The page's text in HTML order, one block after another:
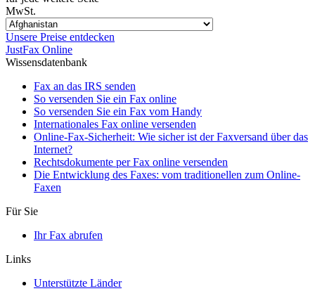
MwSt.
Unsere Preise entdecken
JustFax Online
Wissensdatenbank
Fax an das IRS senden
So versenden Sie ein Fax online
So versenden Sie ein Fax vom Handy
Internationales Fax online versenden
Online-Fax-Sicherheit: Wie sicher ist der Faxversand über das
Internet?
Rechtsdokumente per Fax online versenden
Die Entwicklung des Faxes: vom traditionellen zum Online-
Faxen
Für Sie
Ihr Fax abrufen
Links
Unterstützte Länder